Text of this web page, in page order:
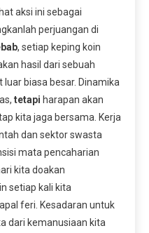
aksi ini sebagai
perjuangan di
, setiap keping koin
hasil dari sebuah
biasa besar. Dinamika
tetapi harapan akan
kita jaga bersama. Kerja
dan sektor swasta
mata pencaharian
kita doakan
setiap kali kita
feri. Kesadaran untuk
dari kemanusiaan kita